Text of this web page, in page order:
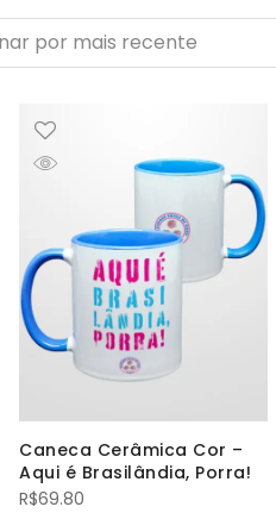
Caneca Cerâmica Cor –
Aqui é Brasilândia, Porra!
R$69.80